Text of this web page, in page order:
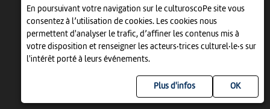
En poursuivant votre navigation sur le culturoscoPe site vous
consentez à l’utilisation de cookies. Les cookies nous
permettent d'analyser le trafic, d’affiner les contenus mis à
votre disposition et renseigner les acteurs·trices culturel·le·s sur
l'intérêt porté à leurs événements.
Plus d'infos